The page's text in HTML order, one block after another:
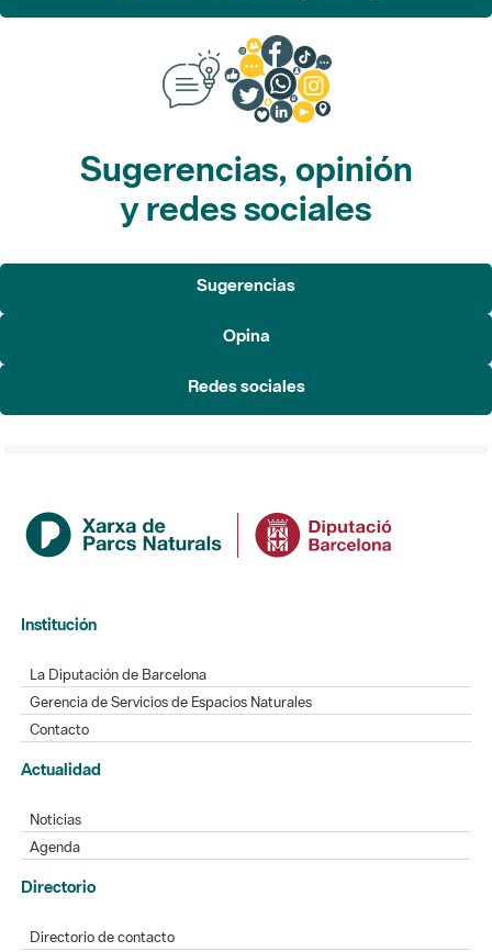
Sugerencias, opinión
y redes sociales
Sugerencias
Opina
Redes sociales
Institución
La Diputación de Barcelona
Gerencia de Servicios de Espacios Naturales
Contacto
Actualidad
Noticias
Agenda
Directorio
Directorio de contacto